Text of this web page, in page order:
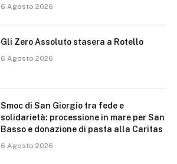
6 Agosto 2026
Gli Zero Assoluto stasera a Rotello
6 Agosto 2026
Smoc di San Giorgio tra fede e
solidarietà: processione in mare per San
Basso e donazione di pasta alla Caritas
6 Agosto 2026